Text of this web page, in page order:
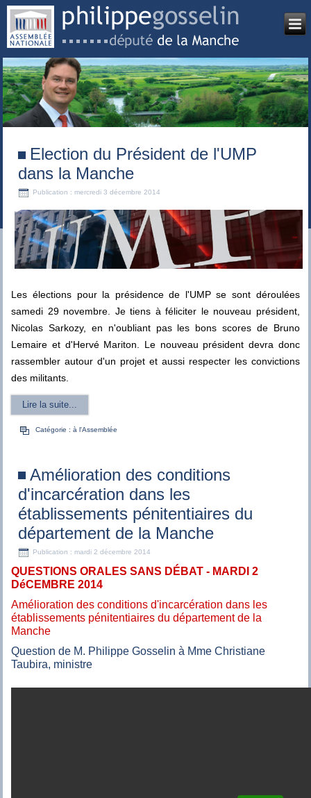
Election du Président de l'UMP
dans la Manche
Publication : mercredi 3 décembre 2014
Les élections pour la présidence de l'UMP se sont déroulées
samedi 29 novembre. Je tiens à féliciter le nouveau président,
Nicolas Sarkozy, en n'oubliant pas les bons scores de Bruno
Lemaire et d'Hervé Mariton. Le nouveau président devra donc
rassembler autour d'un projet et aussi respecter les convictions
des militants.
Lire la suite...
Catégorie :à l'Assemblée
Amélioration des conditions
d'incarcération dans les
établissements pénitentiaires du
département de la Manche
Publication : mardi 2 décembre 2014
QUESTIONS ORALES SANS DÉBAT - MARDI 2
DéCEMBRE 2014
Amélioration des conditions d'incarcération dans les
établissements pénitentiaires du département de la
Manche
Question de M. Philippe Gosselin à Mme Christiane
Taubira, ministre